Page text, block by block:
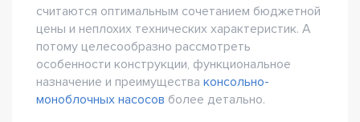
считаются оптимальным сочетанием бюджетной
цены и неплохих технических характеристик. А
потому целесообразно рассмотреть
особенности конструкции, функциональное
назначение и преимущества консольно-
моноблочных насосов более детально.